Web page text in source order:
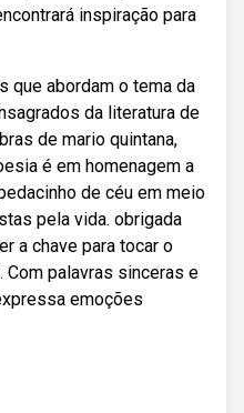
inspiração para
que abordam o tema da
da literatura de
de mario quintana,
é em homenagem a
de céu em meio
pela vida. obrigada
a chave para tocar o
Com palavras sinceras e
emoções